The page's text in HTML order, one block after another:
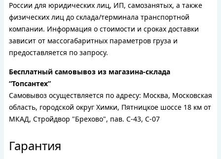
России для юридических лиц, ИП, самозанятых, а также
физических лиц до склада/терминала транспортной
компании. Информация о стоимости и сроках доставки
зависит от массогабаритных параметров груза и
предоставляется по запросу.
Бесплатный самовывоз из магазина-склада
“Топсантех”
Самовывоз осуществляется по адресу: Москва, Московская
область, городской округ Химки, Пятницкое шоссе 18 км от
МКАД, Стройдвор "Брехово", пав. С-43, С-07
Гарантия